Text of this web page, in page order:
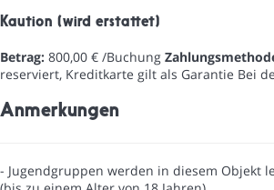
Kaution (wird erstattet)
Betrag: 800,00 € /Buchung
reserviert, Kreditkarte gilt als Garantie Bei
Anmerkungen
- Jugendgruppen werden in diesem Objekt